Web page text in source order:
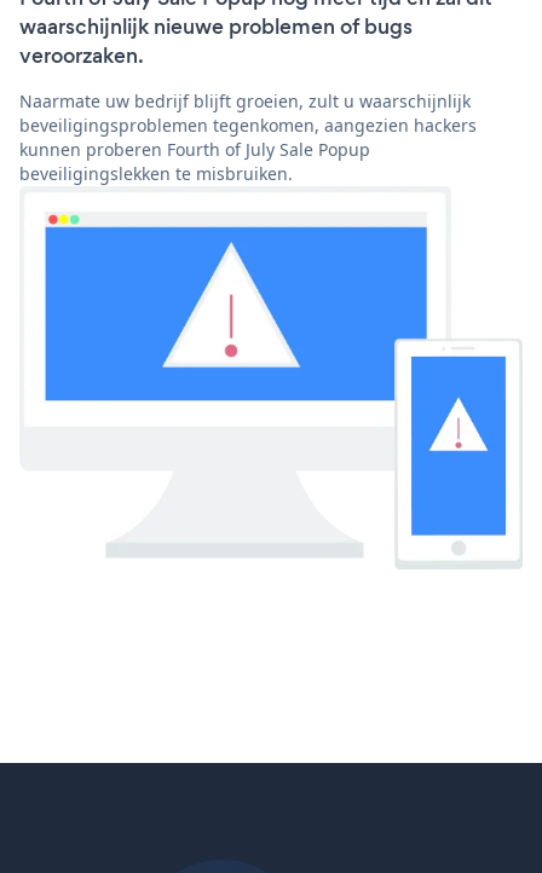
waarschijnlijk nieuwe problemen of bugs
veroorzaken.
Naarmate uw bedrijf blijft groeien, zult u waarschijnlijk
beveiligingsproblemen tegenkomen, aangezien hackers
kunnen proberen Fourth of July Sale Popup
beveiligingslekken te misbruiken.